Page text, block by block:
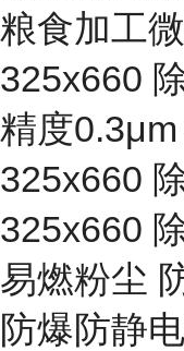
粮食加工
325x660
精度
325x660
325x660
易燃粉尘
防爆防静